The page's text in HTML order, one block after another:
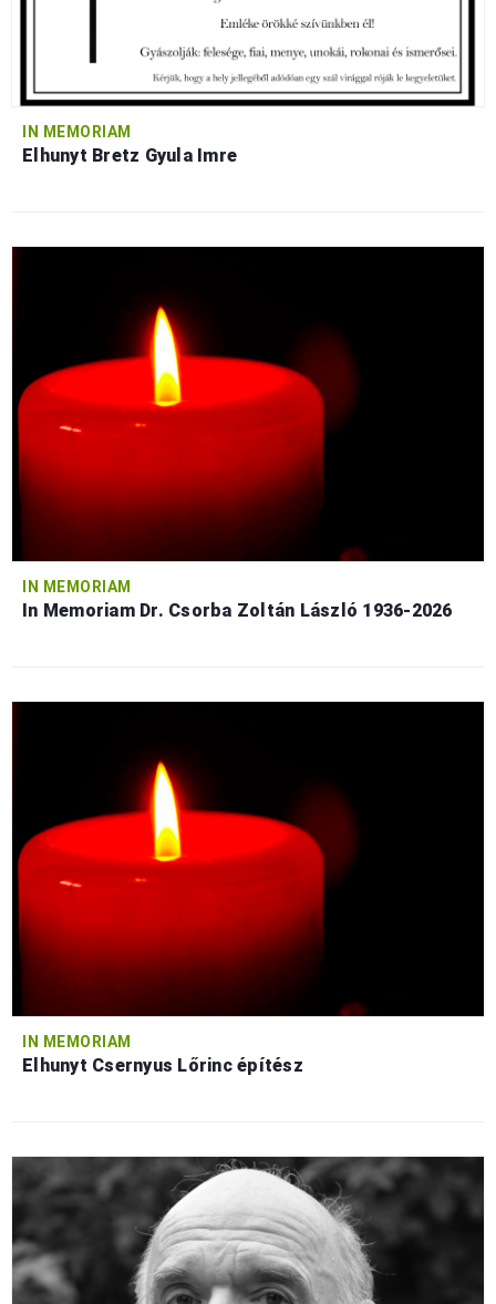
IN MEMORIAM
Elhunyt Bretz Gyula Imre
IN MEMORIAM
In Memoriam Dr. Csorba Zoltán László 1936-2026
IN MEMORIAM
Elhunyt Csernyus Lőrinc építész